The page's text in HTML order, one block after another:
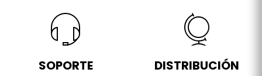
SOPORTE DISTRIBUCIÓN